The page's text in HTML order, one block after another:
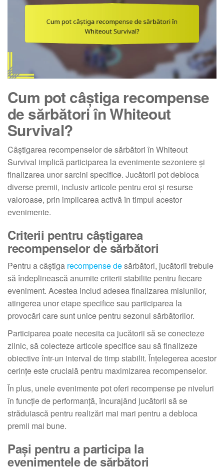
Cum pot câștiga recompense
de sărbători în Whiteout
Survival?
Câștigarea recompenselor de sărbători în Whiteout
Survival implică participarea la evenimente sezoniere și
finalizarea unor sarcini specifice. Jucătorii pot debloca
diverse premii, inclusiv articole pentru eroi și resurse
valoroase, prin implicarea activă în timpul acestor
evenimente.
Criterii pentru câștigarea
recompenselor de sărbători
Pentru a câștiga recompense desărbători, jucătorii trebuie
să îndeplinească anumite criterii stabilite pentru fiecare
eveniment. Acestea includ adesea finalizarea misiunilor,
atingerea unor etape specifice sau participarea la
provocări care sunt unice pentru sezonul sărbătorilor.
Participarea poate necesita ca jucătorii să se conecteze
zilnic, să colecteze articole specifice sau să finalizeze
obiective într-un interval de timp stabilit. Înțelegerea acestor
cerințe este crucială pentru maximizarea recompenselor.
În plus, unele evenimente pot oferi recompense pe niveluri
în funcție de performanță, încurajând jucătorii să se
străduiască pentru realizări mai mari pentru a debloca
premii mai bune.
Pași pentru a participa la
evenimentele de sărbători